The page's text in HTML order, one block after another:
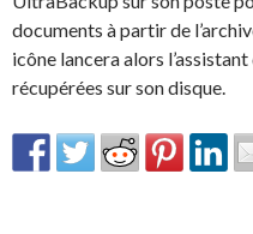
documents à partir de
icône lancera alors
récupérées sur son disque.